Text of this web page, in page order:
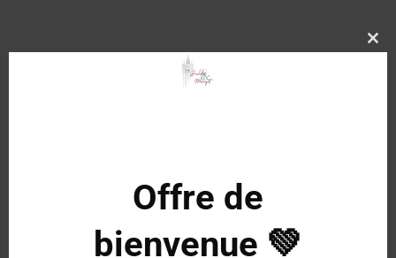
Doublure : CUIR
Semelle : CAOUTCHOUC
Offre de
bienvenue 💚